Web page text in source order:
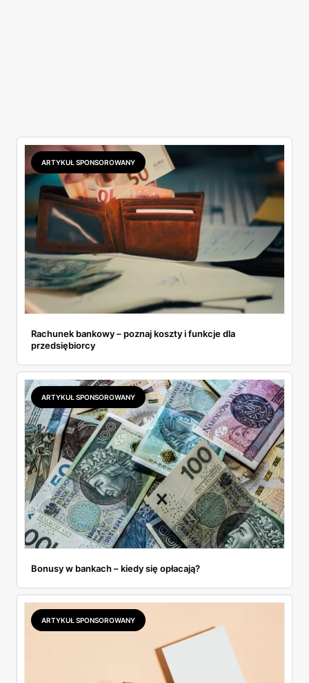
ARTYKUŁ SPONSOROWANY
Rachunek bankowy – poznaj koszty i funkcje dla
przedsiębiorcy
ARTYKUŁ SPONSOROWANY
Bonusy w bankach – kiedy się opłacają?
ARTYKUŁ SPONSOROWANY